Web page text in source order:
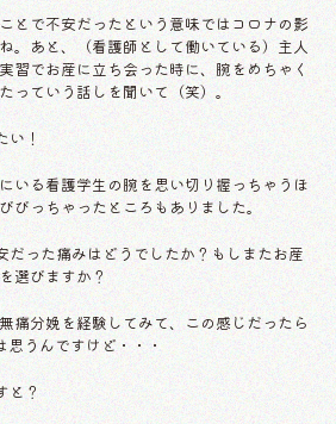
とで不安だったという意味ではコロナの影
。あと、（看護師として働いている）主人
習でお産に立ち会った時に、腕をめちゃく
っていう話しを聞いて（笑）。
！
いる看護学生の腕を思い切り握っちゃうほ
びっちゃったところもありました。
った痛みはどうでしたか？もしまたお産
選びますか？
痛分娩を経験してみて、この感じだったら
うんですけど・・・
？